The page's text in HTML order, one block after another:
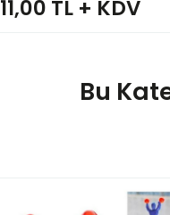
11,00 TL + KDV
Bu